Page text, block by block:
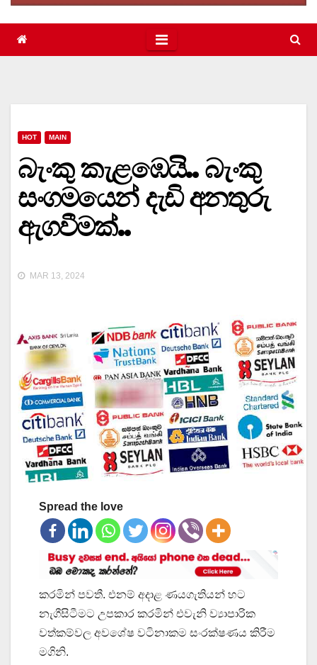
HOT MAIN
බැංකු කැළඹෙයි.. බැංකු
සංගමයෙන් දැඩි අනතුරු
ඇගවීමක්..
MAR 13, 2024
Spread the love
කරමින් පවතී. එනම් අදාළ ණයගැතියන් හට
නැගීසිටීමට උපකාර කරමින් එවැනි ව්‍යාපාරික
වත්කම්වල අවශේෂ වටිනාකම සංරක්ෂණය කිරීම
මගිනි.